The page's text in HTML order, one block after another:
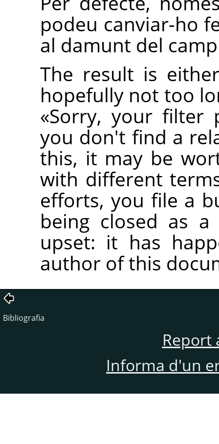
podeu canviar-ho
al damunt del
The result is
hopefully not too
«Sorry, your filter
you don't find a
this, it may be
with different
efforts, you file a
being closed as
upset: it has
author of this
Bibliografia
Report
Informa d'un